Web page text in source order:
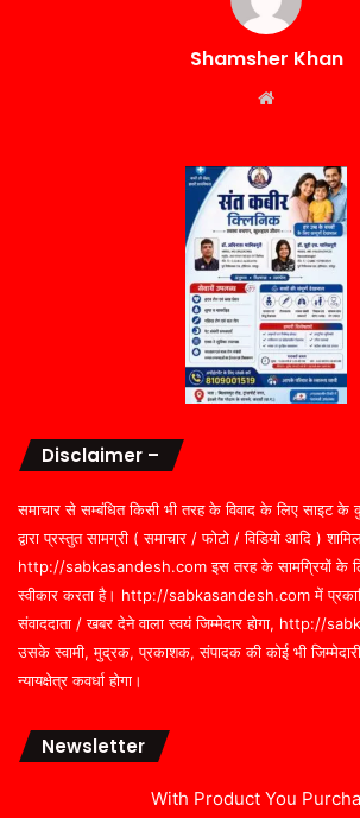
Shamsher Khan
Disclaimer –
समाचार से सम्बंधित किसी भी तरह के विवाद के लिए साइट के
द्वारा प्रस्तुत सामग्री ( समाचार / फोटो / विडियो आदि )
http://sabkasandesh.com इस तरह के सामग्रियों के लिए
स्वीकार करता है। http://sabkasandesh.com में
संवाददाता / खबर देने वाला स्वयं जिम्मेदार होगा, http://
उसके स्वामी, मुद्रक, प्रकाशक, संपादक की कोई भी जिम्मेदारी
न्यायक्षेत्र कवर्धा होगा।
Newsletter
With Product You